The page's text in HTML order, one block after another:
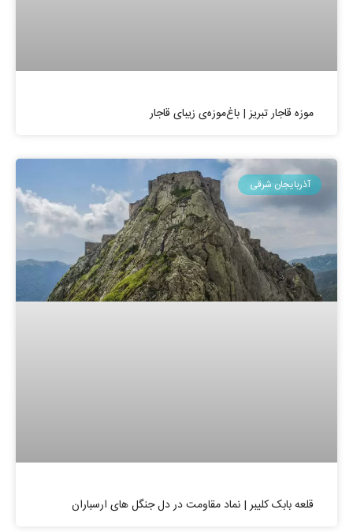
موزه قاجار تبریز | باغ‌موزه‌ی زیبای قاجار
آذربایجان شرقی
قلعه بابک کلیبر | نماد مقاومت در دل جنگل های ارسباران